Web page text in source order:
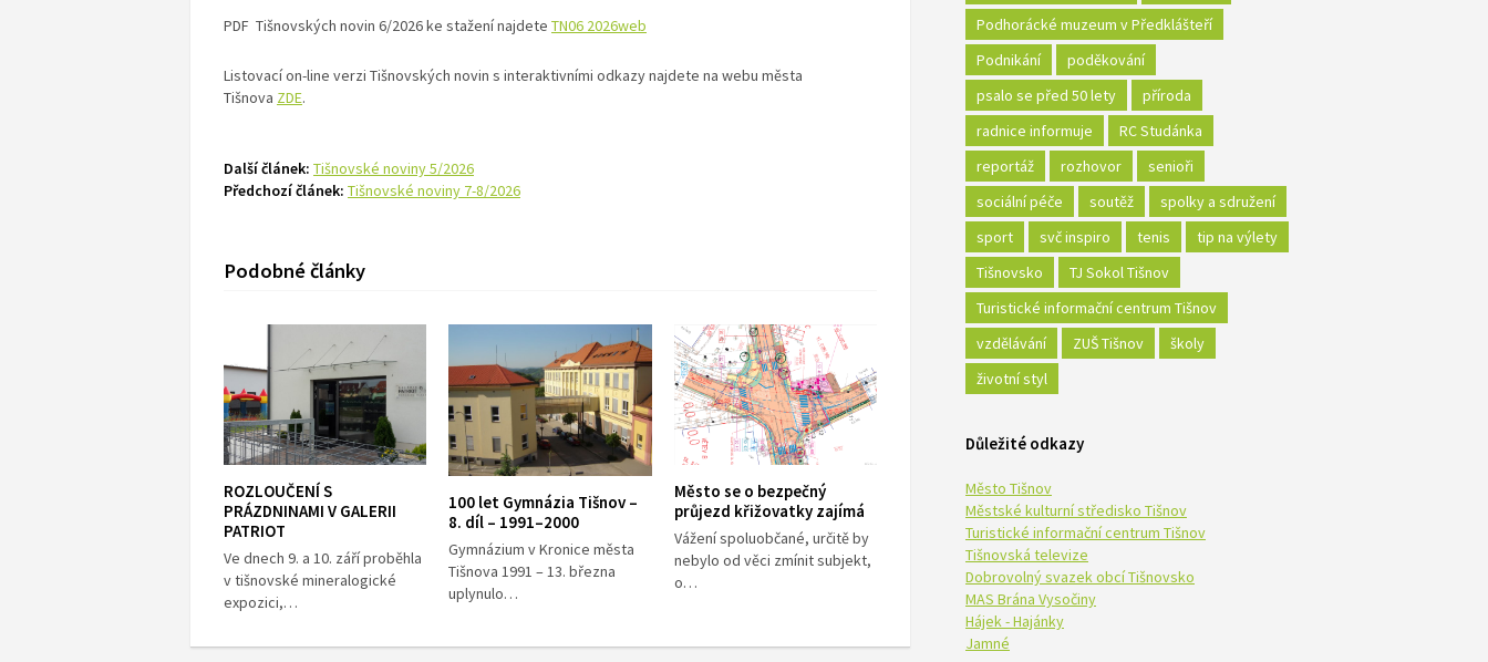
PDF Tišnovských novin 6/2026 ke stažení najdete TN06 2026web
Listovací on-line verzi Tišnovských novin s interaktivními odkazy najdete na webu města
Tišnova ZDE.
Další článek: Tišnovské noviny 5/2026
Předchozí článek: Tišnovské noviny 7-8/2026
Podobné články
ROZLOUČENÍ S
PRÁZDNINAMI V GALERII
PATRIOT
Ve dnech 9. a 10. září proběhla
v tišnovské mineralogické
expozici,…
100 let Gymnázia Tišnov –
8. díl – 1991–2000
Gymnázium v Kronice města
Tišnova 1991 – 13. března
uplynulo…
Město se o bezpečný
průjezd křižovatky zajímá
Vážení spoluobčané, určitě by
nebylo od věci zmínit subjekt,
o…
Podhorácké muzeum v Předklášteří
Podnikání
poděkování
psalo se před 50 lety
příroda
radnice informuje
RC Studánka
reportáž
rozhovor
senioři
sociální péče
soutěž
spolky a sdružení
sport
svč inspiro tenis
tip na výlety
Tišnovsko
TJ Sokol Tišnov
Turistické informační centrum Tišnov
vzdělávání
ZUŠ Tišnov
školy
životní styl
Důležité odkazy
Město Tišnov
Městské kulturní středisko Tišnov
Turistické informační centrum Tišnov
Tišnovská televize
Dobrovolný svazek obcí Tišnovsko
MAS Brána Vysočiny
Hájek - Hajánky
Jamné